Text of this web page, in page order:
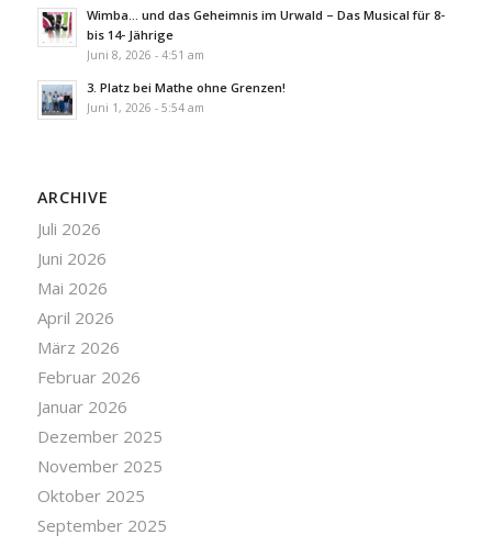
Wimba… und das Geheimnis im Urwald – Das Musical für 8-
bis 14- Jährige
Juni 8, 2026 - 4:51 am
3. Platz bei Mathe ohne Grenzen!
Juni 1, 2026 - 5:54 am
ARCHIVE
Juli 2026
Juni 2026
Mai 2026
April 2026
März 2026
Februar 2026
Januar 2026
Dezember 2025
November 2025
Oktober 2025
September 2025